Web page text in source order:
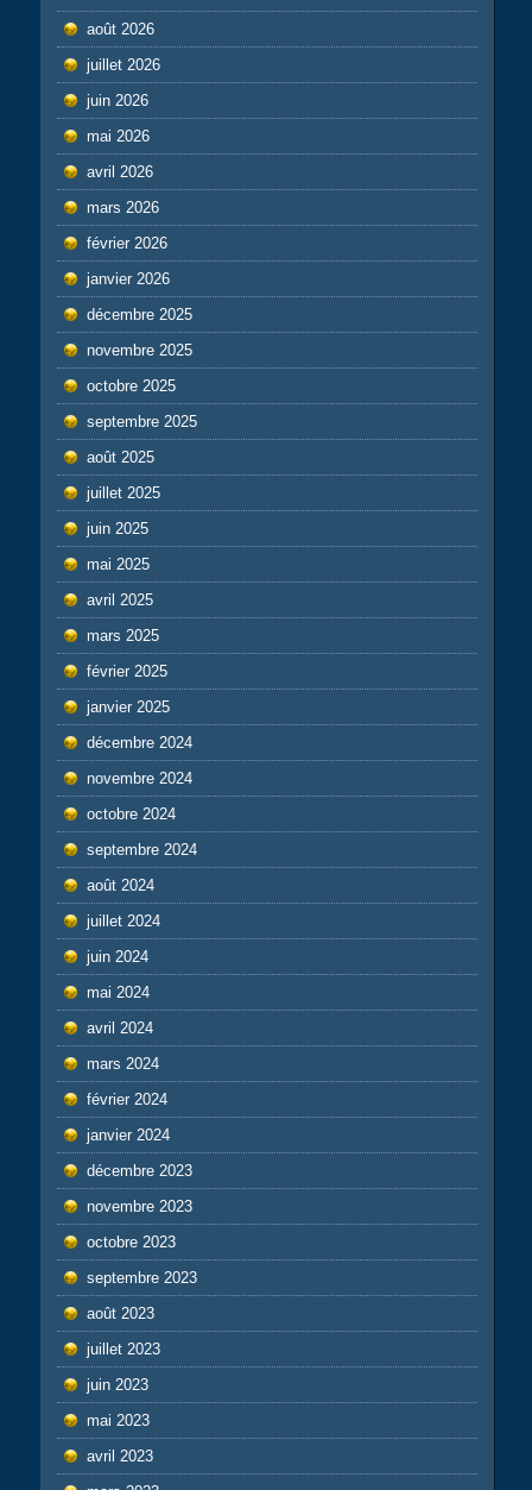
août 2026
juillet 2026
juin 2026
mai 2026
avril 2026
mars 2026
février 2026
janvier 2026
décembre 2025
novembre 2025
octobre 2025
septembre 2025
août 2025
juillet 2025
juin 2025
mai 2025
avril 2025
mars 2025
février 2025
janvier 2025
décembre 2024
novembre 2024
octobre 2024
septembre 2024
août 2024
juillet 2024
juin 2024
mai 2024
avril 2024
mars 2024
février 2024
janvier 2024
décembre 2023
novembre 2023
octobre 2023
septembre 2023
août 2023
juillet 2023
juin 2023
mai 2023
avril 2023